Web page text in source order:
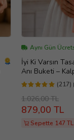
Aynı Gün
İyi Ki Varsın
Anı Buketi –
Stickerlı -
Sevgiliye -
Hediyeleri
(217)
1.026,00 TL
879,00 TL
Sepette 147